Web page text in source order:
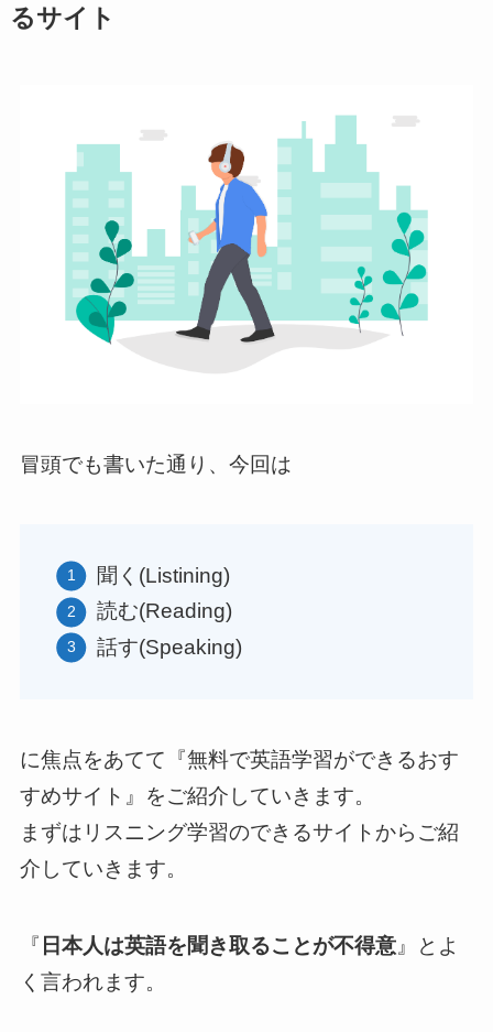
るサイト
冒頭でも書いた通り、今回は
聞く(Listining)
読む(Reading)
話す(Speaking)
に焦点をあてて『無料で英語学習ができるおす
すめサイト』をご紹介していきます。
まずはリスニング学習のできるサイトからご紹
介していきます。
『 日本人は英語を聞き取ることが不得意』とよ
く言われます。